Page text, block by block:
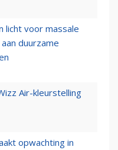
licht voor massale
duurzame
Air-kleurstelling
opwachting in